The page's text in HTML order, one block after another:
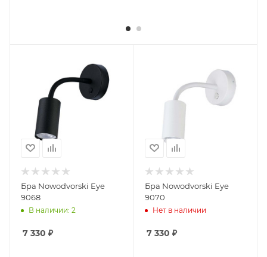
Бра Nowodvorski Eye
9068
В наличии: 2
7 330 ₽
Бра Nowodvorski Eye
9070
Нет в наличии
7 330 ₽